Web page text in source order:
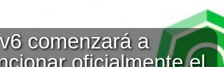
comenzará a
oficialmente el